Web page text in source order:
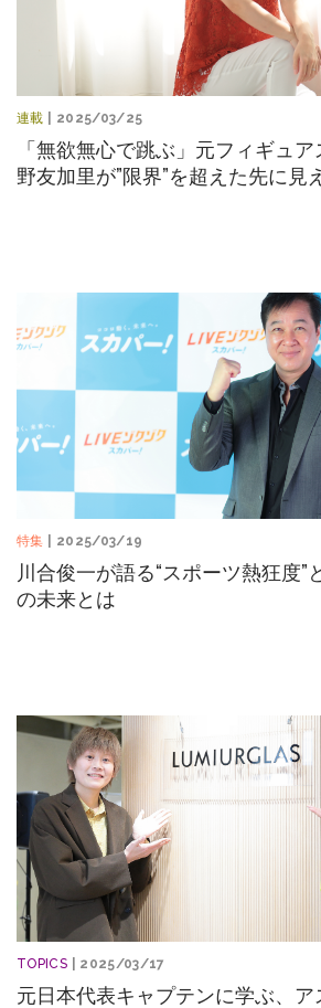
連載 | 2025/03/25
「無欲無心で跳ぶ」元フィギュ
野友加里が”限界”を超えた先に見
特集 | 2025/03/19
川合俊一が語る“スポーツ熱狂度”
の未来とは
TOPICS | 2025/03/17
元日本代表キャプテンに学ぶ、